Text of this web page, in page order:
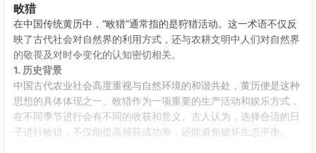
畋猎
在中国传统黄历中，“畋猎”通常指的是狩猎活动。这一术语不仅反
映了古代社会对自然界的利用方式，还与农耕文明中人们对自然界
的敬畏及对时令变化的认知密切相关。
1. 历史背景
中国古代农业社会高度重视与自然环境的和谐共处，黄历便是这种
思想的具体体现之一。畋猎作为一项重要的生产活动和娱乐方式，
在不同季节进行会有不同的收获和意义。古人认为，选择合适的日
子进行畋猎，不仅能提高捕获成功率，还能避免破坏生态平衡。